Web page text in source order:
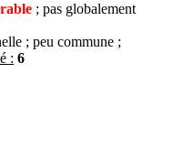
; pas globalement
; peu commune ;
: 6